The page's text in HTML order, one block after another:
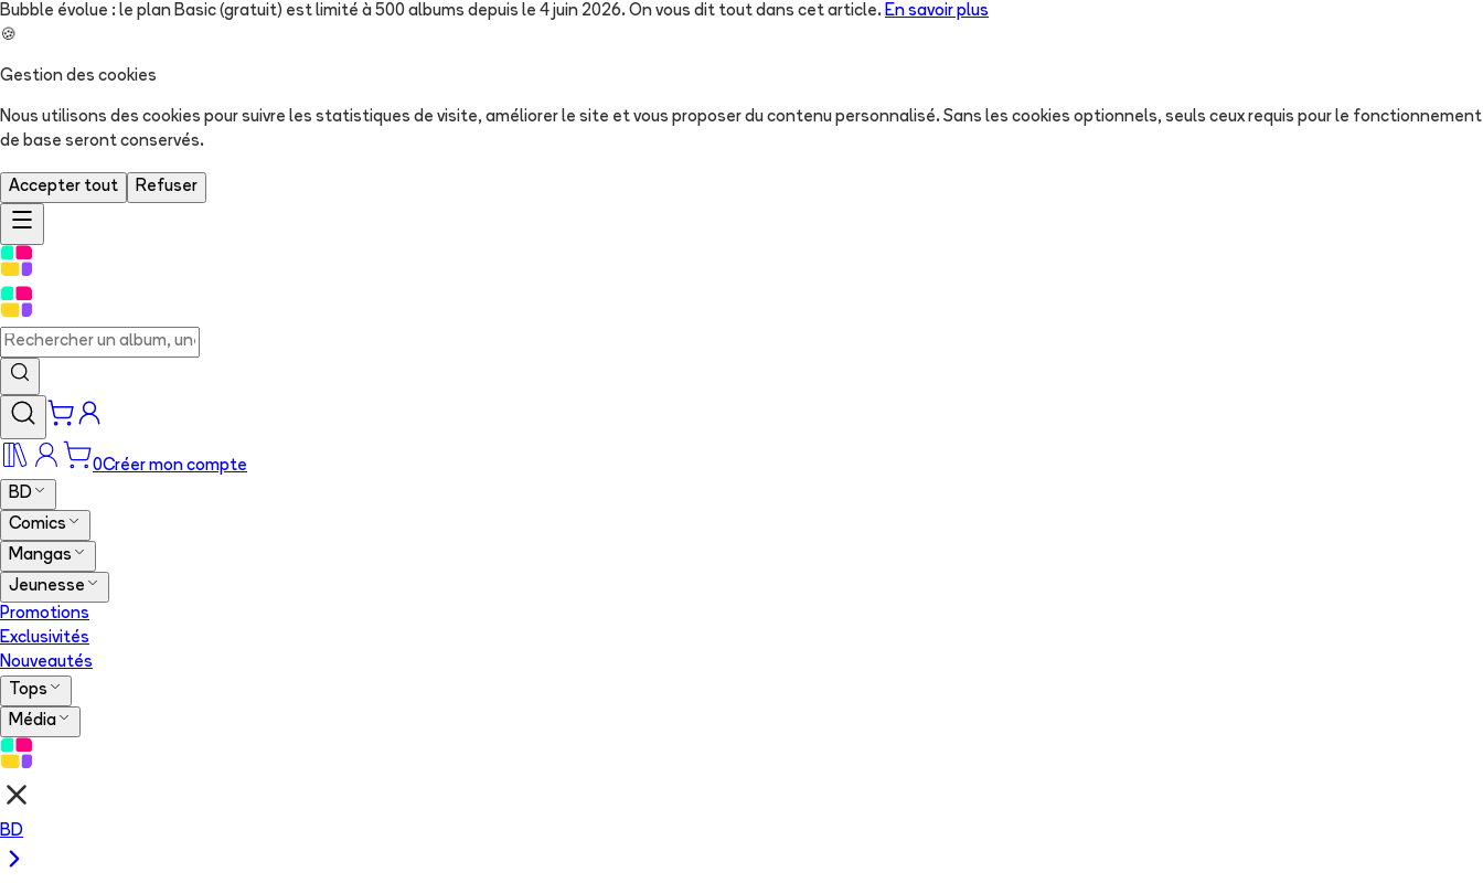
Bubble évolue : le plan Basic (gratuit) est limité à 500 albums depuis le 4 juin 2026. On vous dit tout dans cet article. En savoir plus
🍪
Gestion des cookies
Nous utilisons des cookies pour suivre les statistiques de visite, améliorer le site et vous proposer du contenu personnalisé. Sans les cookies optionnels, seuls ceux requis pour le fonctionnement
de base seront conservés.
Accepter tout Refuser
0Créer mon compte
BD
Comics
Mangas
Jeunesse
Promotions
Exclusivités
Nouveautés
Tops
Média
BD